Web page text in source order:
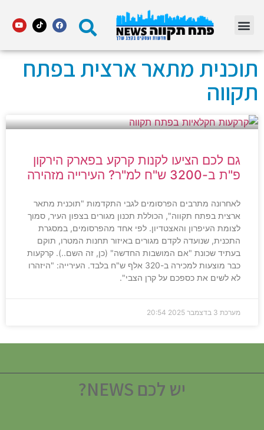
תוכנית מתאר ארצית בפתח
תקווה
גם לכם הציעו לקנות קרקע בפארק הירקון
פ"ת ב-3200 ש"ח למ"ר? העירייה מזהירה
לאחרונה מתרבים הפרסומים לגבי התקדמות "תוכנית מתאר
ארצית בפתח תקווה", הכוללת תכנון מגורים בצפון העיר, סמוך
לצומת העיפרון והאצטדיון. לפי אחד מהפרסומים, במסגרת
התכנית, שנועדה לקדם מגורים באיזור תחנות המטרו, תוקם
בעתיד שכונת "אם המושבות החדשה" (כן, זה השם..). קרקעות
כבר מוצעות למכירה ב-320 אלף ש"ח בלבד. העירייה: "היזהרו
לא לשים את כספכם על קרן הצבי".
מערכת 3 בדצמבר 2025 20:54
יש לכם NEWS?